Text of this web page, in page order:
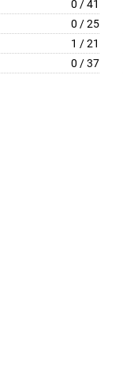
0 / 41
0 / 25
1 / 21
0 / 37